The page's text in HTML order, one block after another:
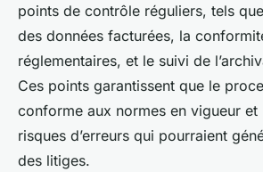
points de contrôle réguliers, tels
des données facturées, la
réglementaires, et le suivi de
Ces points garantissent que le
conforme aux normes en vigueur et
risques d’erreurs qui pourraient
des litiges.